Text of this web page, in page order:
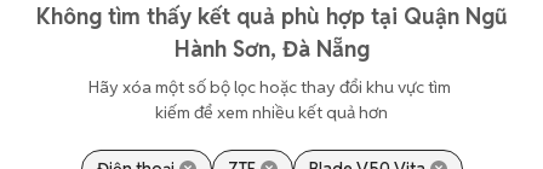
Không tìm thấy kết quả phù hợp tại Quận Ngũ
Hành Sơn, Đà Nẵng
Hãy xóa một số bộ lọc hoặc thay đổi khu vực tìm
kiếm để xem nhiều kết quả hơn